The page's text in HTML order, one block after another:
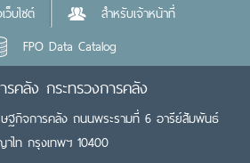
บไซต์
สำหรับเจ้าหน้าที่
FPO Data Catalog
คลัง กระทรวงการคลัง
ฐกิจการคลัง ถนนพระรามที่ 6 อารีย์สัมพันธ์
ไท กรุงเทพฯ 10400